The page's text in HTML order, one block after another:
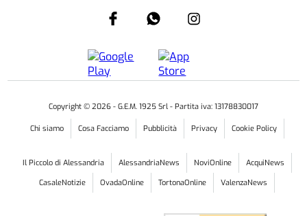
Copyright © 2026 - G.E.M. 1925 Srl - Partita iva: 13178830017
Chi siamo Cosa Facciamo Pubblicità Privacy Cookie Policy
Il Piccolo di Alessandria AlessandriaNews NoviOnline
AcquiNews
CasaleNotizie
OvadaOnline TortonaOnline ValenzaNews